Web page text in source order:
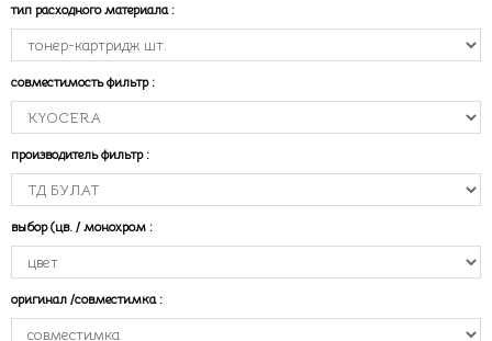
тип расходного материала :
совместимость фильтр :
производитель фильтр :
выбор (цв. / монохром :
оригинал /совместимка :